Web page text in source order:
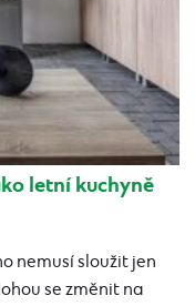
letní kuchyně
nemusí sloužit jen
se změnit na